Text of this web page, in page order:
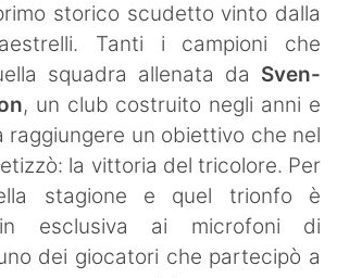
storico scudetto vinto dalla
Tanti i campioni che
squadra allenata da Sven-
, un club costruito negli anni e
raggiungere un obiettivo che nel
la vittoria del tricolore. Per
stagione e quel trionfo è
in esclusiva ai microfoni di
dei giocatori che partecipò a